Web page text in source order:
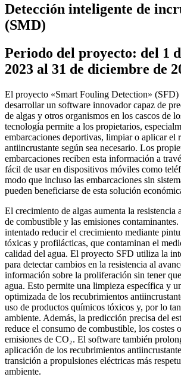
Detección inteligente de
(SMD)
Periodo del proyecto: del 1
2023 al 31 de diciembre de
El proyecto «Smart Fouling Detection»
desarrollar un software innovador capaz de
de algas y otros organismos en los cascos de
tecnología permite a los propietarios,
embarcaciones deportivas, limpiar o aplicar el
antiincrustante según sea necesario. Los
embarcaciones reciben esta información a
fácil de usar en dispositivos móviles como
modo que incluso las embarcaciones sin
pueden beneficiarse de esta solución
El crecimiento de algas aumenta la resistencia
de combustible y las emisiones contaminantes.
intentado reducir el crecimiento mediante
tóxicas y profilácticas, que contaminan el
calidad del agua. El proyecto SFD utiliza la
para detectar cambios en la resistencia al
información sobre la proliferación sin tener
agua. Esto permite una limpieza específica y
optimizada de los recubrimientos
uso de productos químicos tóxicos y, por lo
ambiente. Además, la predicción precisa del
reduce el consumo de combustible, los costes
emisiones de CO₂. El software también
aplicación de los recubrimientos
transición a propulsiones eléctricas más
ambiente.